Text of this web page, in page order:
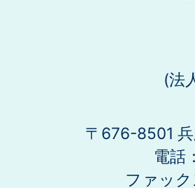
(法
〒676-8501
電話
ファッ